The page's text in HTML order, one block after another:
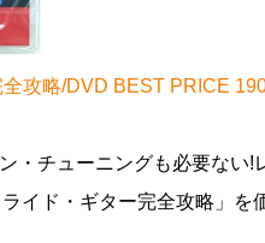
攻略/DVD BEST PRICE
・チューニングも必要ない
イド・ギター完全攻略」を